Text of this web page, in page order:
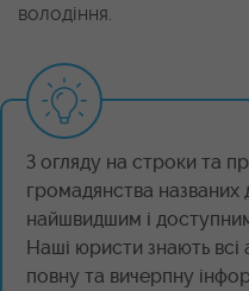
володіння.
З огляду на строки та
громадянства
найшвидшим і
Наші юристи знають всі
повну та вичерпну